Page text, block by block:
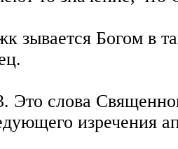
зывается Богом в
Это слова
изречения